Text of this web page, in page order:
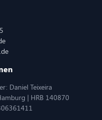
Daniel Teixeira
| HRB 140870